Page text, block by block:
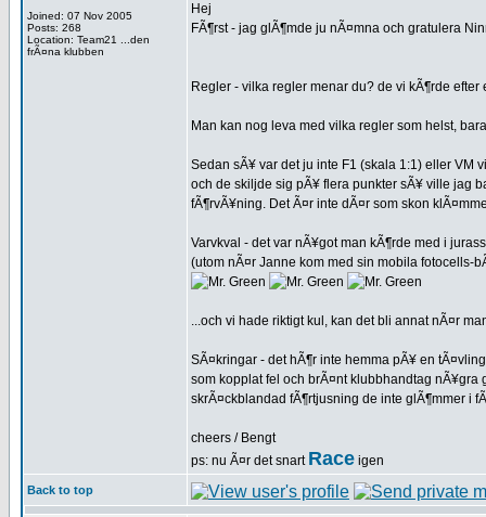
Joined: 07 Nov 2005
Posts: 268
Location: Team21 ...den
frÃ¤na klubben
Hej
FÃ¶rst - jag glÃ¶mde ju nÃ¤mna och gratulera
Regler - vilka regler menar du? de vi kÃ¶rde
Man kan nog leva med vilka regler som helst,
Sedan sÃ¥ var det ju inte F1 (skala 1:1) eller VM
och de skiljde sig pÃ¥ flera punkter sÃ¥ ville jag
fÃ¶rvÃ¥ning. Det Ã¤r inte dÃ¤r som skon
Varvkval - det var nÃ¥got man kÃ¶rde med i
(utom nÃ¤r Janne kom med sin mobila fotocells-
...och vi hade riktigt kul, kan det bli annat nÃ¤r
SÃ¤kringar - det hÃ¶r inte hemma pÃ¥ en
som kopplat fel och brÃ¤nt klubbhandtag nÃ¥gra
skrÃ¤ckblandad fÃ¶rtjusning de inte glÃ¶mmer i
cheers / Bengt
ps: nu Ã¤r det snart Race igen
Back to top